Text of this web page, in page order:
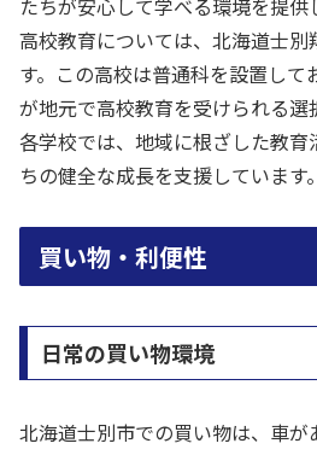
たちが安心して学べる環境を提供
高校教育については、北海道士別
す。この高校は普通科を設置して
が地元で高校教育を受けられる選
各学校では、地域に根ざした教
ちの健全な成長を支援しています。
買い物・利便性
日常の買い物環境
北海道士別市での買い物は、車が